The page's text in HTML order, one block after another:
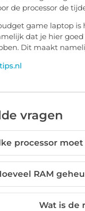
de processor de
game laptop
dat je hier
Dit maakt
vragen
processor
RAM
Wat is de